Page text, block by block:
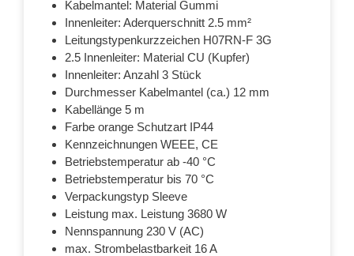
Kabelmantel: Material Gummi
Innenleiter: Aderquerschnitt 2.5 mm²
Leitungstypenkurzzeichen H07RN-F 3G
2.5 Innenleiter: Material CU (Kupfer)
Innenleiter: Anzahl 3 Stück
Durchmesser Kabelmantel (ca.) 12 mm
Kabellänge 5 m
Farbe orange Schutzart IP44
Kennzeichnungen WEEE, CE
Betriebstemperatur ab -40 °C
Betriebstemperatur bis 70 °C
Verpackungstyp Sleeve
Leistung max. Leistung 3680 W
Nennspannung 230 V (AC)
max. Strombelastbarkeit 16 A